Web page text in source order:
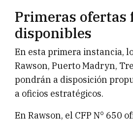
Primeras ofertas
disponibles
En esta primera instancia,
Rawson, Puerto Madryn,
pondrán a disposición
a oficios estratégicos.
En Rawson, el CFP N° 650